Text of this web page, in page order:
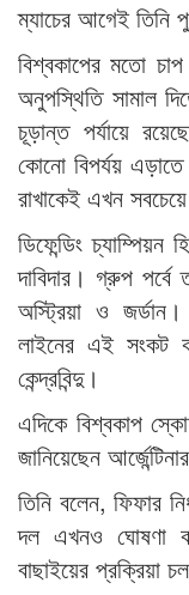
ম্যাচের আগেই তিনি
বিশ্বকাপের মতো চাপ
অনুপস্থিতি সামাল
চূড়ান্ত পর্যায়ে
কোনো বিপর্যয়
রাখাকেই এখন
ডিফেন্ডিং
দাবিদার। গ্রুপ পর্বে
অস্ট্রিয়া ও
লাইনের এই সংকট
কেন্দ্রবিন্দু।
এদিকে বিশ্বকাপ
জানিয়েছেন
তিনি বলেন, ফিফার
দল এখনও ঘোষণা
বাছাইয়ের প্রক্রিয়া